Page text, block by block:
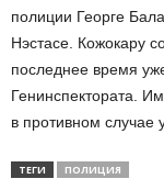
полиции Георге
Нэстасе. Кожокару
последнее время
Генинспектората.
в противном случае
ТЕГИ ПОЛИЦИЯ